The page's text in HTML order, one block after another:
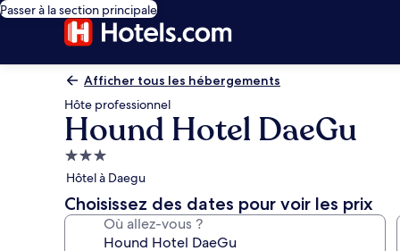
Passer à la section principale
Afficher tous les hébergements
Hôte professionnel
Hound Hotel DaeGu
Hébergement
3.0 étoiles
Hôtel à Daegu
Choisissez des dates pour voir les prix
Où allez-vous ?